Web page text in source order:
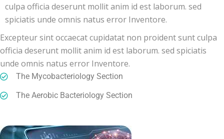
culpa officia deserunt mollit anim id est laborum. sed
spiciatis unde omnis natus error Inventore.
Excepteur sint occaecat cupidatat non proident sunt culpa
officia deserunt mollit anim id est laborum. sed spiciatis
unde omnis natus error Inventore.
The Mycobacteriology Section
The Aerobic Bacteriology Section